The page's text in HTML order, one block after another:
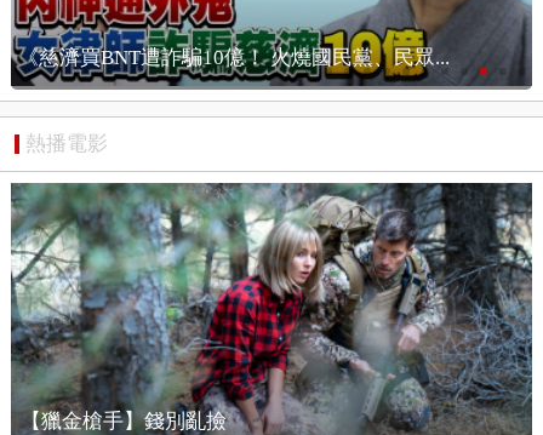
《慈濟買BNT遭詐騙10億！ 火燒國民黨、民眾...
熱播電影
【獵金槍手】錢別亂撿